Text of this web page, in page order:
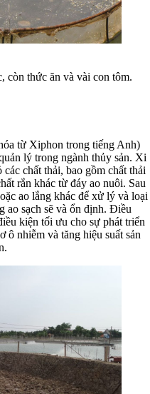
còn thức ăn và vài con tôm.
từ Xiphon trong tiếng Anh)
lý trong ngành thủy sản. Xi
chất thải, bao gồm chất thải
rắn khác từ đáy ao nuôi. Sau
ao lắng khác để xử lý và loại
ao sạch sẽ và ổn định. Điều
kiện tối ưu cho sự phát triển
ô nhiễm và tăng hiệu suất sản